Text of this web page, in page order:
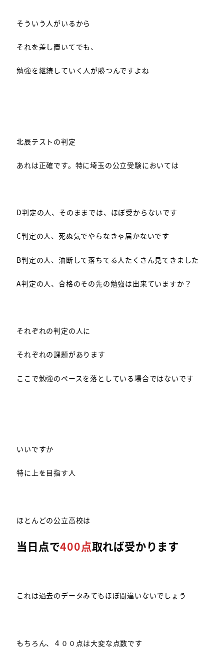
そういう人がいるから
それを差し置いてでも、
勉強を継続していく人が勝つんですよね
北辰テストの判定
あれは正確です。特に埼玉の公立受験においては
D判定の人、そのままでは、ほぼ受からないです
C判定の人、死ぬ気でやらなきゃ届かないです
B判定の人、油断して落ちてる人たくさん見てきました
A判定の人、合格のその先の勉強は出来ていますか？
それぞれの判定の人に
それぞれの課題があります
ここで勉強のペースを落としている場合ではないです
いいですか
特に上を目指す人
ほとんどの公立高校は
当日点で400点取れば受かります
これは過去のデータみてもほぼ間違いないでしょう
もちろん、４００点は大変な点数です